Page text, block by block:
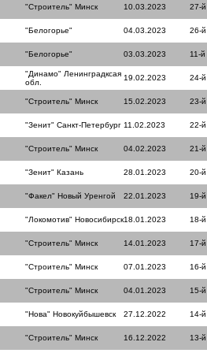
"Строитель" Минск 10.03.2023 27-й
"Белогорье" 04.03.2023 26-й
"Белогорье" 03.03.2023 11-й
"Динамо" Ленинградксая
обл.
19.02.2023 24-й
"Строитель" Минск 15.02.2023 23-й
"Зенит" Санкт-Петербург 11.02.2023 22-й
"Строитель" Минск 04.02.2023 21-й
"Зенит" Казань 28.01.2023 20-й
"Факел" Новый Уренгой 22.01.2023 19-
"Локомотив" Новосибирск18.01.2023 18-
"Строитель" Минск 14.01.2023 17-
"Строитель" Минск 07.01.2023 16-
"Строитель" Минск 04.01.2023 15-
"Нова" Новокуйбышевск 27.12.2022 14-
"Строитель" Минск 16.12.2022 13-